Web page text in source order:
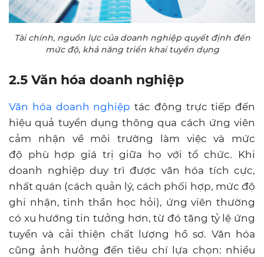
Tài chính, nguồn lực của doanh nghiệp quyết định đến
mức độ, khả năng triển khai tuyển dụng
2.5 Văn hóa doanh nghiệp
Văn hóa doanh nghiệp tác động trực tiếp đến
hiệu quả tuyển dụng thông qua cách ứng viên
cảm nhận về môi trường làm việc và mức
độ phù hợp giá trị giữa họ với tổ chức. Khi
doanh nghiệp duy trì được văn hóa tích cực,
nhất quán (cách quản lý, cách phối hợp, mức độ
ghi nhận, tinh thần học hỏi), ứng viên thường
có xu hướng tin tưởng hơn, từ đó tăng tỷ lệ ứng
tuyển và cải thiện chất lượng hồ sơ. Văn hóa
cũng ảnh hưởng đến tiêu chí lựa chọn: nhiều